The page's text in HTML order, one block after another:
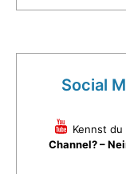
Social
Kennst
Channel? –